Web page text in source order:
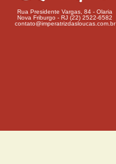
Rua Presidente Vargas, 84 - Olaria
Nova Friburgo - RJ (22) 2522-6582
contato@imperatrizdasloucas.com.br